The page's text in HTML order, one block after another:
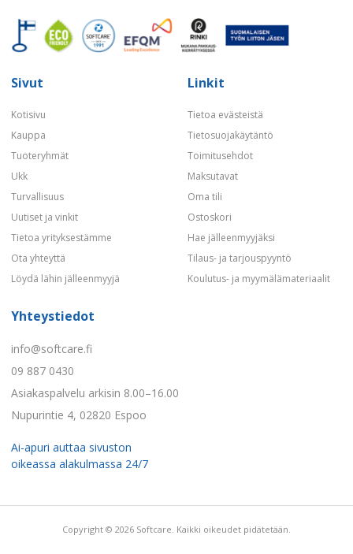
Sivut
Kotisivu
Kauppa
Tuoteryhmät
Ukk
Turvallisuus
Uutiset ja vinkit
Tietoa yrityksestämme
Ota yhteyttä
Löydä lähin jälleenmyyjä
Linkit
Tietoa evästeistä
Tietosuojakäytäntö
Toimitusehdot
Maksutavat
Oma tili
Ostoskori
Hae jälleenmyyjäksi
Tilaus- ja tarjouspyyntö
Koulutus- ja myymälämateriaalit
Yhteystiedot
info@softcare.fi
09 887 0430
Asiakaspalvelu arkisin 8.00–16.00
Nupurintie 4, 02820 Espoo
Ai-apuri auttaa sivuston
oikeassa alakulmassa 24/7
Copyright © 2026 Softcare. Kaikki oikeudet pidätetään.